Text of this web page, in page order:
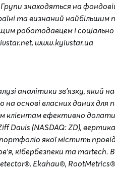
знаходяться на
та визнаний
роботодавцем і
www.kyivstar.ua
аналітики зв'язку, який
на основі власних даних
клієнтам ефективно
Davis (NASDAQ: ZD),
якої містить
кібербезпеки та martech.
Ekahau®,